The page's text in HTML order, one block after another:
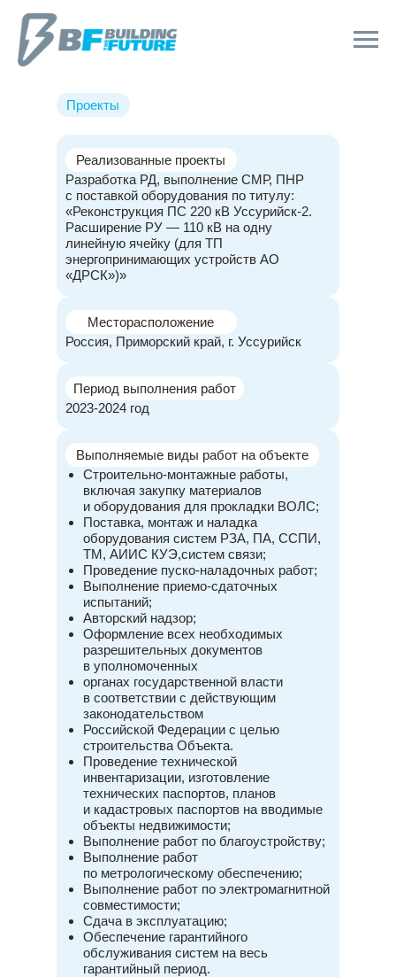
Реализованные проекты
Разработка РД, выполнение СМР, ПНР
с поставкой оборудования по титулу:
«Реконструкция ПС 220 кВ Уссурийск-2.
Расширение РУ — 110 кВ на одну
линейную ячейку (для ТП
энергопринимающих устройств АО
«ДРСК»)»
Месторасположение
Россия, Приморский край, г. Уссурийск
Период выполнения работ
2023-2024 год
Выполняемые виды работ на объекте
Строительно-монтажные работы,
включая закупку материалов
и оборудования для прокладки ВОЛС;
Поставка, монтаж и наладка
оборудования систем РЗА, ПА, ССПИ,
ТМ, АИИС КУЭ,систем связи;
Проведение пуско-наладочных работ;
Выполнение приемо-сдаточных
испытаний;
Авторский надзор;
Оформление всех необходимых
разрешительных документов
в уполномоченных
органах государственной власти
в соответствии с действующим
законодательством
Российской Федерации с целью
строительства Объекта.
Проведение технической
инвентаризации, изготовление
технических паспортов, планов
и кадастровых паспортов на вводимые
объекты недвижимости;
Выполнение работ по благоустройству;
Выполнение работ
по метрологическому обеспечению;
Выполнение работ по электромагнитной
совместимости;
Сдача в эксплуатацию;
Обеспечение гарантийного
обслуживания систем на весь
гарантийный период.
Проекты